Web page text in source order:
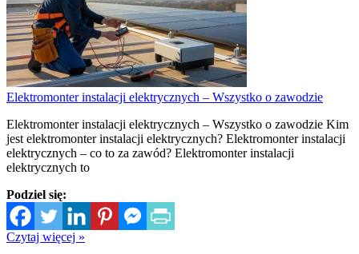
Elektromonter instalacji elektrycznych – Wszystko o zawodzie
Elektromonter instalacji elektrycznych – Wszystko o zawodzie Kim
jest elektromonter instalacji elektrycznych? Elektromonter instalacji
elektrycznych – co to za zawód? Elektromonter instalacji
elektrycznych to
Podziel się:
Czytaj więcej »